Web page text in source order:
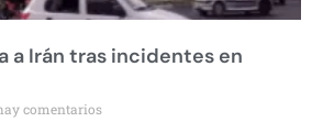
a Irán tras incidentes en
comentarios